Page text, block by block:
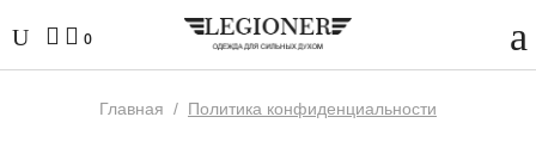
0
Главная / Политика конфиденциальности